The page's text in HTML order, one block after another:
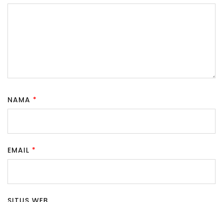
NAMA *
EMAIL *